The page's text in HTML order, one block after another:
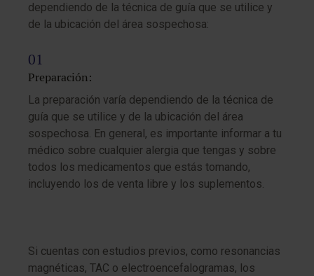
dependiendo de la técnica de guía que se utilice y
de la ubicación del área sospechosa:
Preparación:
La preparación varía dependiendo de la técnica de
guía que se utilice y de la ubicación del área
sospechosa. En general, es importante informar a tu
médico sobre cualquier alergia que tengas y sobre
todos los medicamentos que estás tomando,
incluyendo los de venta libre y los suplementos.
Si cuentas con estudios previos, como resonancias
magnéticas, TAC o electroencefalogramas, los